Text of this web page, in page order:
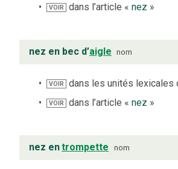
VOIR dans l’article «nez »
nez en bec d’aigle nom
VOIR dans les unités lexicales
VOIR dans l’article «nez »
nez entrompette nom